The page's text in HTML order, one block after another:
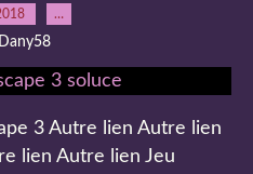
…
3 Autre lien Autre lien
lien Autre lien Jeu